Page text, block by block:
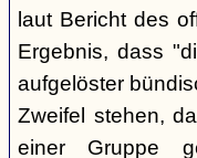
laut Bericht des
Ergebnis, dass
aufgelöster
Zweifel stehen,
einer Gruppe